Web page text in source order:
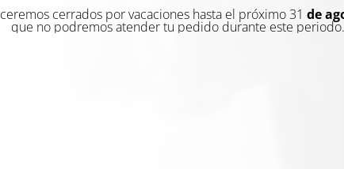
cerrados por vacaciones hasta el próximo 31 de
que no podremos atender tu pedido durante este periodo.